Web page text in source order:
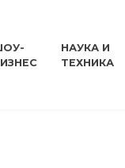
НАУКА И
ТЕХНИКА